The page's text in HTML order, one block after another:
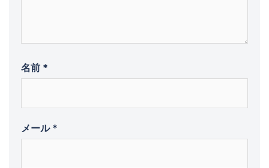
名前 *
メール *